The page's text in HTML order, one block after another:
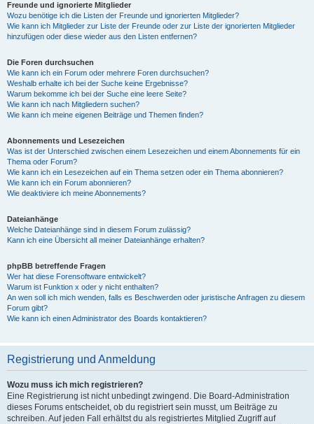
Freunde und ignorierte Mitglieder
Wozu benötige ich die Listen der Freunde und ignorierten Mitglieder?
Wie kann ich Mitglieder zur Liste der Freunde oder zur Liste der ignorierten Mitglieder
hinzufügen oder diese wieder aus den Listen entfernen?
Die Foren durchsuchen
Wie kann ich ein Forum oder mehrere Foren durchsuchen?
Weshalb erhalte ich bei der Suche keine Ergebnisse?
Warum bekomme ich bei der Suche eine leere Seite?
Wie kann ich nach Mitgliedern suchen?
Wie kann ich meine eigenen Beiträge und Themen finden?
Abonnements und Lesezeichen
Was ist der Unterschied zwischen einem Lesezeichen und einem Abonnements für ein
Thema oder Forum?
Wie kann ich ein Lesezeichen auf ein Thema setzen oder ein Thema abonnieren?
Wie kann ich ein Forum abonnieren?
Wie deaktiviere ich meine Abonnements?
Dateianhänge
Welche Dateianhänge sind in diesem Forum zulässig?
Kann ich eine Übersicht all meiner Dateianhänge erhalten?
phpBB betreffende Fragen
Wer hat diese Forensoftware entwickelt?
Warum ist Funktion x oder y nicht enthalten?
An wen soll ich mich wenden, falls es Beschwerden oder juristische Anfragen zu diesem
Forum gibt?
Wie kann ich einen Administrator des Boards kontaktieren?
Registrierung und Anmeldung
Wozu muss ich mich registrieren?
Eine Registrierung ist nicht unbedingt zwingend. Die Board-Administration
dieses Forums entscheidet, ob du registriert sein musst, um Beiträge zu
schreiben. Auf jeden Fall erhältst du als registriertes Mitglied Zugriff auf